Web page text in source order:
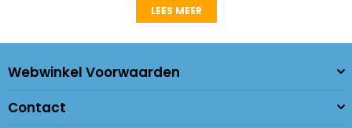
LEES MEER
Webwinkel Voorwaarden
Contact